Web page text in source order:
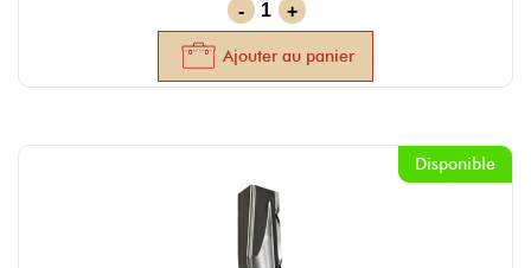
-
+
Ajouter au panier
Disponible